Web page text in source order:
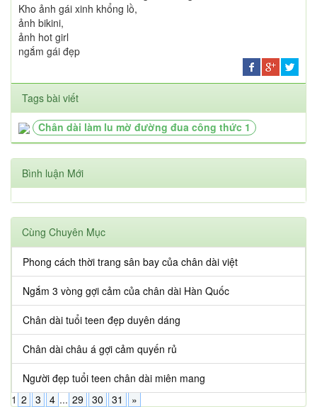
Kho ảnh gái xinh khổng lồ,
ảnh bikini,
ảnh hot girl
ngắm gái đẹp
Tags bài viết
Chân dài làm lu mờ đường đua công thức 1
Bình luận Mới
Cùng Chuyên Mục
Phong cách thời trang sân bay của chân dài việt
Ngắm 3 vòng gợi cảm của chân dài Hàn Quốc
Chân dài tuổi teen đẹp duyên dáng
Chân dài châu á gợi cảm quyến rủ
Người đẹp tuổi teen chân dài miên mang
1 2 3 4 ... 29 30 31 »